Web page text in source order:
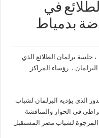
في
بدمياط
برلمان الطلائع الذي
، رؤساء المراكز
الذي يؤديه البرلمان لشباب
في الحوار والمناقشة
لشباب مصر المستقبل